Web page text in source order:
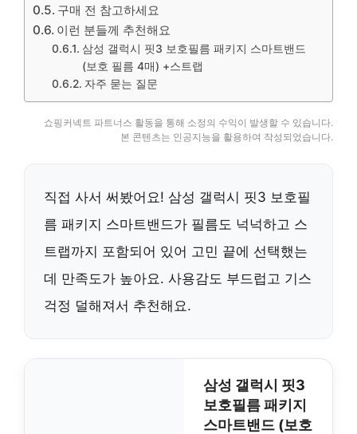
구매 전 참고하세요
이런 분들께 추천해요
삼성 갤럭시 핏3 보호필름 패키지 스마트밴드
(보호 필름 4매) +스트랩
자주 묻는 질문
쇼핑커넥트 파트너스 활동을 통해 소정의 수익이 발생할 수 있습니다.
본 콘텐츠는 인공지능을 활용하여 작성되었습니다.
직접 사서 써봤어요! 삼성 갤럭시 핏3 보호필
름 패키지 스마트밴드가 필름도 넉넉하고 스
트랩까지 포함되어 있어 고민 끝에 선택했는
데 만족도가 높아요. 사용감도 부드럽고 기스
걱정 덜해져서 추천해요.
삼성 갤럭시 핏3
보호필름 패키지
스마트밴드 (보호